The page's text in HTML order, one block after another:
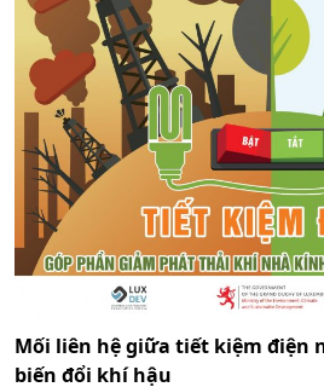
Mối liên hệ giữa tiết kiệm điện
biến đổi khí hậu